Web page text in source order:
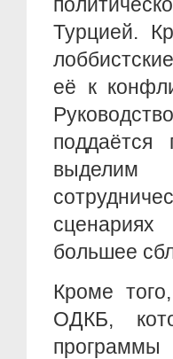
Турцией.
её к
поддаётся
выделим
большее
Кроме
ОДКБ,
программы